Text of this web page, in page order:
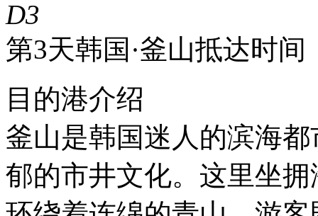
D3
第3天韩国·釜山抵达时间
目的港介绍
釜山是韩国迷人的滨海
郁的市井文化。这里坐